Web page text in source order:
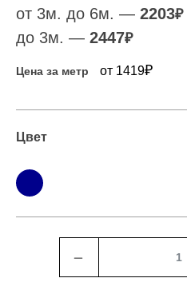
от 3м. до 6м. — 2203₽
до 3м. — 2447₽
Цена за метр от 1419₽
Цвет
﹣